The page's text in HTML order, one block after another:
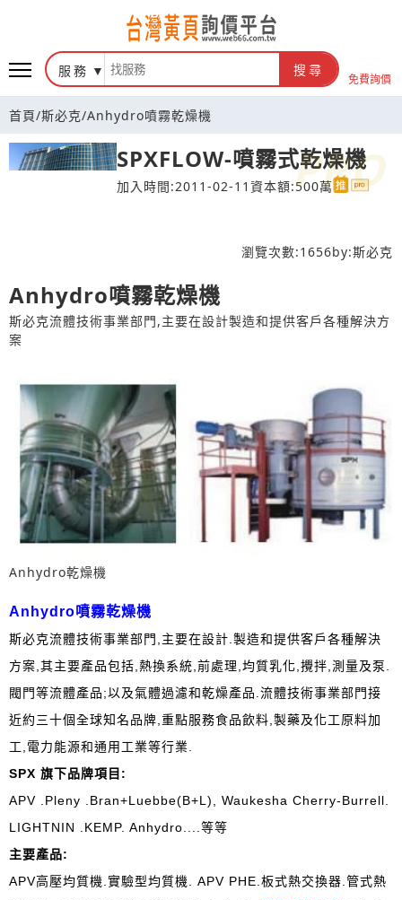
台灣黃頁詢價平台
服務 搜尋
免費詢價
首頁/斯必克/Anhydro噴霧乾燥機
SPXFLOW-噴霧式乾燥機
加入時間:2011-02-11 資本額:500萬
瀏覽次數:1656by:斯必克
Anhydro噴霧乾燥機
斯必克流體技術事業部門,主要在設計製造和提供客戶各種解決方
案
Anhydro乾燥機
Anhydro噴霧乾燥機
斯必克流體技術事業部門,主要在設計.製造和提供客戶各種解決
方案,其主要產品包括,熱換系統,前處理,均質乳化,攪拌,測量及泵.
閥門等流體產品;以及氣體過濾和乾燥產品.流體技術事業部門接
近約三十個全球知名品牌,重點服務食品飲料,製藥及化工原料加
工,電力能源和通用工業等行業.
SPX 旗下品牌項目 :
APV .Pleny .Bran+Luebbe(B+L), Waukesha Cherry-Burrell.
LIGHTNIN .KEMP. Anhydro....等等
主要產品:
APV高壓均質機.實驗型均質機. APV PHE.板式熱交換器.管式熱